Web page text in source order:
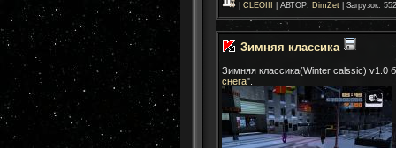
CLEOIII | АВТОР: DimZet | Загрузок:
Зимняя классика
Зимняя классика(Winter calssic) v1.0
снега".